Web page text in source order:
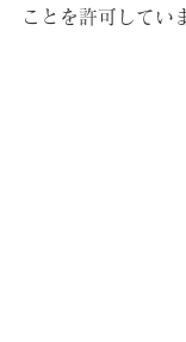
ことを許可してい